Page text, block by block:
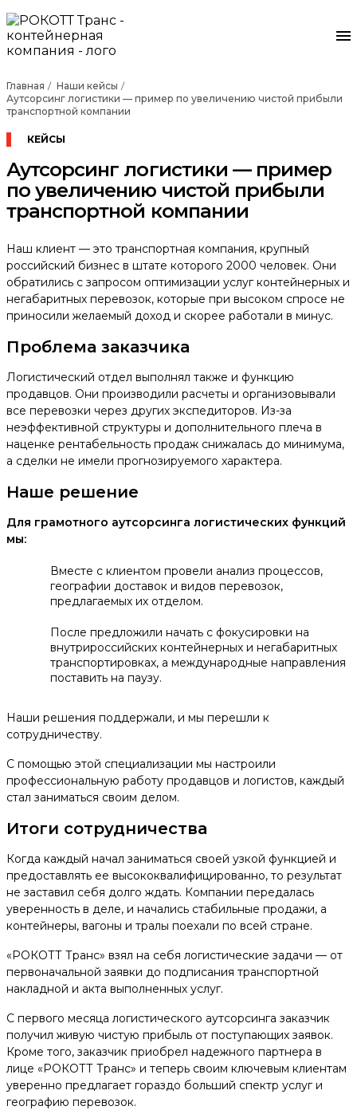
Главная
Наши кейсы
Аутсорсинг логистики — пример по увеличению чистой прибыли
транспортной компании
КЕЙСЫ
Аутсорсинг логистики — пример
по увеличению чистой прибыли
транспортной компании
Наш клиент — это транспортная компания, крупный
российский бизнес в штате которого 2000 человек. Они
обратились с запросом оптимизации услуг контейнерных и
негабаритных перевозок, которые при высоком спросе не
приносили желаемый доход и скорее работали в минус.
Проблема заказчика
Логистический отдел выполнял также и функцию
продавцов. Они производили расчеты и организовывали
все перевозки через других экспедиторов. Из-за
неэффективной структуры и дополнительного плеча в
наценке рентабельность продаж снижалась до минимума,
а сделки не имели прогнозируемого характера.
Наше решение
Для грамотного аутсорсинга логистических функций
мы:
Вместе с клиентом провели анализ процессов,
географии доставок и видов перевозок,
предлагаемых их отделом.
После предложили начать с фокусировки на
внутрироссийских контейнерных и негабаритных
транспортировках, а международные направления
поставить на паузу.
Наши решения поддержали, и мы перешли к
сотрудничеству.
С помощью этой специализации мы настроили
профессиональную работу продавцов и логистов, каждый
стал заниматься своим делом.
Итоги сотрудничества
Когда каждый начал заниматься своей узкой функцией и
предоставлять ее высококвалифицированно, то результат
не заставил себя долго ждать. Компании передалась
уверенность в деле, и начались стабильные продажи, а
контейнеры, вагоны и тралы поехали по всей стране.
«РОКОТТ Транс» взял на себя логистические задачи — от
первоначальной заявки до подписания транспортной
накладной и акта выполненных услуг.
С первого месяца логистического аутсорсинга заказчик
получил живую чистую прибыль от поступающих заявок.
Кроме того, заказчик приобрел надежного партнера в
лице «РОКОТТ Транс» и теперь своим ключевым клиентам
уверенно предлагает гораздо больший спектр услуг и
географию перевозок.